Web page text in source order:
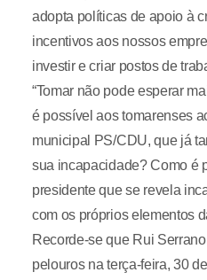
adopta políticas de apoio à
incentivos aos nossos
investir e criar postos de
“Tomar não pode esperar
é possível aos tomarenses
municipal PS/CDU, que já
sua incapacidade? Como é
presidente que se revela
com os próprios elementos
Recorde-se que Rui
pelouros na terça-feira, 30